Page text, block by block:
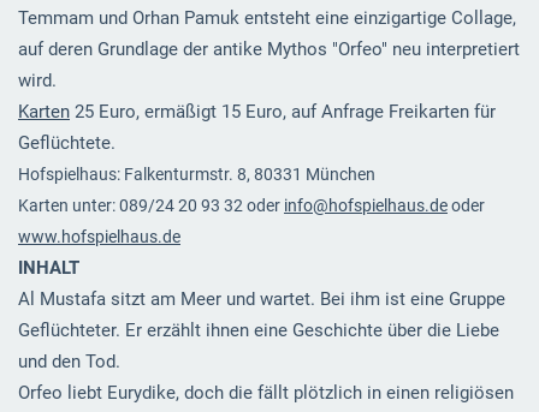
Temmam und Orhan Pamuk entsteht eine einzigartige Collage,
auf deren Grundlage der antike Mythos "Orfeo" neu interpretiert
wird.
Karten25 Euro, ermäßigt 15 Euro, auf Anfrage Freikarten für
Geflüchtete.
Hofspielhaus: Falkenturmstr. 8, 80331 München
Karten unter: 089/24 20 93 32 oder info@hofspielhaus.deoder
www.hofspielhaus.de
INHALT
Al Mustafa sitzt am Meer und wartet. Bei ihm ist eine Gruppe
Geflüchteter. Er erzählt ihnen eine Geschichte über die Liebe
und den Tod.
Orfeo liebt Eurydike, doch die fällt plötzlich in einen religiösen